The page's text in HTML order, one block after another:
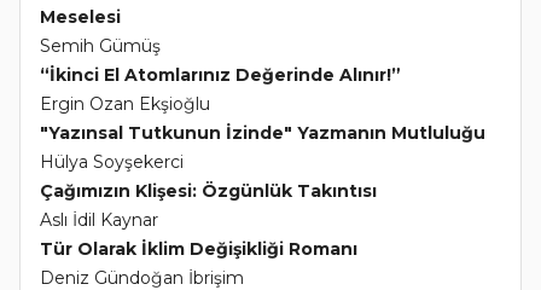
Meselesi
Semih Gümüş
“İkinci El Atomlarınız Değerinde Alınır!”
Ergin Ozan Ekşioğlu
"Yazınsal Tutkunun İzinde" Yazmanın Mutluluğu
Hülya Soyşekerci
Çağımızın Klişesi: Özgünlük Takıntısı
Aslı İdil Kaynar
Tür Olarak İklim Değişikliği Romanı
Deniz Gündoğan İbrişim